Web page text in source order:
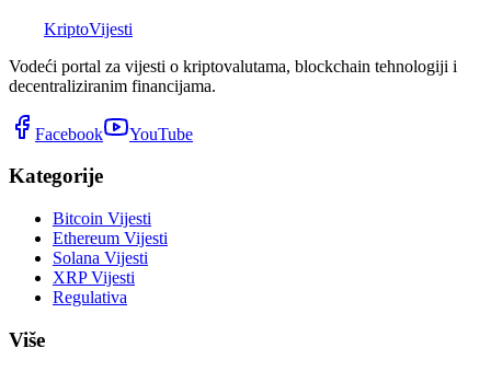
KriptoVijesti
Vodeći portal za vijesti o kriptovalutama, blockchain tehnologiji i
decentraliziranim financijama.
Facebook YouTube
Kategorije
Bitcoin Vijesti
Ethereum Vijesti
Solana Vijesti
XRP Vijesti
Regulativa
Više